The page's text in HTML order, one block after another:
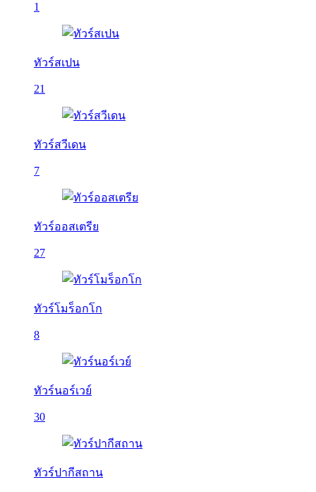
1
ทัวร์สเปน
21
ทัวร์สวีเดน
7
ทัวร์ออสเตรีย
27
ทัวร์โมร็อกโก
8
ทัวร์นอร์เวย์
30
ทัวร์ปากีสถาน